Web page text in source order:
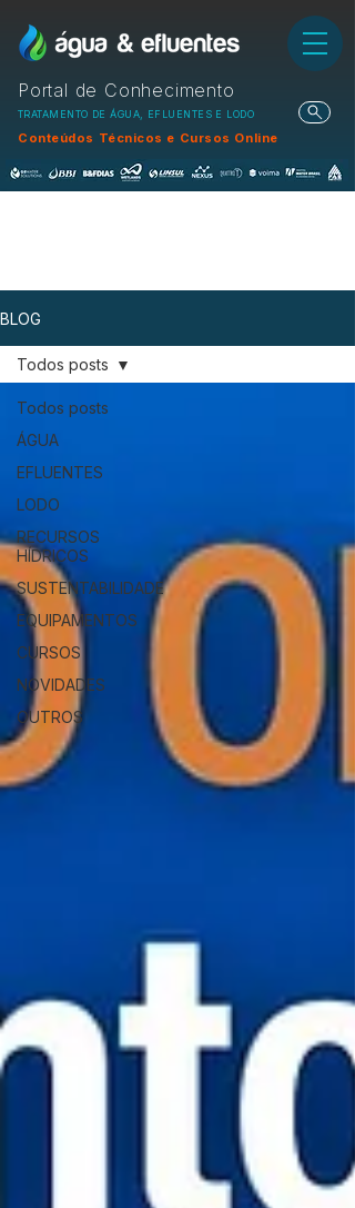
Portal de Conhecimento
TRATAMENTO DE ÁGUA, EFLUENTES E LODO
Conteúdos Técnicos e Cursos Online
BLOG
Todos posts
ÁGUA
EFLUENTES
LODO
RECURSOS
HÍDRICOS
SUSTENTABILIDADE
EQUIPAMENTOS
CURSOS
NOVIDADES
OUTROS
Todos posts